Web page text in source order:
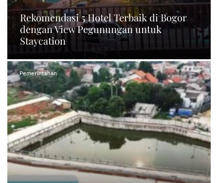
Rekomendasi 5 Hotel Terbaik di Bogor
dengan View Pegunungan untuk
Staycation
Pemerintahan